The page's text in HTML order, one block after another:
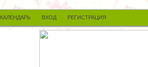
КАЛЕНДАРЬ ВХОД РЕГИСТРАЦИЯ